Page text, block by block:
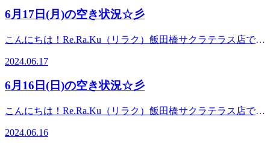
またはメトロ地上出口のB2aから徒歩3分!飯田橋サクラテラ
スの1階にございます☆ーーーーーーーーーーーー/マッサー
ジのように気持ちがいい肩甲骨ストレッチで、いつまでも健
康で疲れづらいお身体づくりをサポート致します！”予防”の
ボディケアを始めてみませんか
分☆東京メトロ有楽町線飯田橋駅、東西線飯田橋駅、南北線
けます♪神楽坂、九段下からもアクセス良好☆【営業時間】
受付20:30)【場所】JR中央線 飯田橋駅西口またはメトロ地上
出口のB2aから徒歩3分!飯田橋サクラテラスの1階にございま
す☆ーーーーーーーーーーーー/マッサージのように気持ち
がいい肩甲骨ストレッチで、いつまでも健康で疲れづらいお
身体づくりをサポート致します！”予防”のボディケアを始め
てみませんか
20:00（最終受付19:30)《Re.Ra.Ku 飯田橋サクラテラス店》
☆飯田橋・神楽坂・九段下エリアで大人気のリラクゼーショ
ンスタジオ☆☆店内は広々とした空間がございますので、店
頂けます！☆【アクセス】JR飯田橋駅新西口改札から徒歩3
飯田橋駅、都営地下鉄大江戸線飯田橋駅 からご来店いただ
平日 12:30～21:00(最終受付20:30)土日祝 11:00～21:00(最終
出口のB2aから徒歩3分!飯田橋サクラテラスの1階にございま
入れて、あと残り５営業日となりました。残る日々も、お疲
れでツライ肩や腰など、全身、お悩みやお時間、ご予算に応
溜まっていらっしゃる方にはオプションの「肩くびストレッ
チ」(20分￥3,300）をボディケアに付けていくのがオススメ
です。Re.Ra.Ku ブランドの「肩甲骨ストレッチ」とボディ
ケア・フットケアは、もみほぐしもストレッチも手技に入っ
ておりますので、筋肉の柔軟性を取り戻していく効果が期待
できます。ぜひ、6/25までに受けてみてくださいね(^^)/本日
き時間はこちら！13:10～20:00（最終受付19:30)《Re.Ra.Ku
6月17日(月)の空き状況☆彡
こんにちは！Re.Ra.Ku（リラク）飯田橋サクラテラス店で
(汗)さぁ、１週間のスタートです。体が動けば、頭も動く！
(笑)パフォーマンスを上げるためにもお身体の調子を整えて
いきましょう！リラクでは最短20分から、ボディケアを受け
を中心にお足元をすっきり流していきますよ(^^)/すき間時間
にもぜひご利用ください。本日も、皆様のご来店を心よりお
2024.06.17
6月16日(日)の空き状況☆彡
こんにちは！Re.Ra.Ku（リラク）飯田橋サクラテラス店で
の中のお父さん、ありがとう～！今日はゆっくりリラックス
2024.06.16